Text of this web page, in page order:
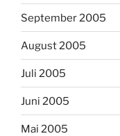
September 2005
August 2005
Juli 2005
Juni 2005
Mai 2005